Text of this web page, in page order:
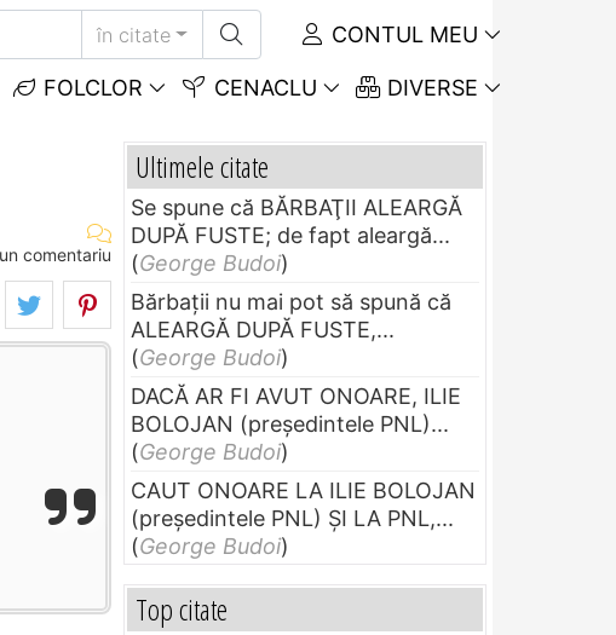
în citate CONTUL MEU
FOLCLOR CENACLU DIVERSE
comentariu
Ultimele citate
Se spune că BĂRBAŢII ALEARGĂ
DUPĂ FUSTE; de fapt aleargă...
(George Budoi)
Bărbaţii nu mai pot să spună că
ALEARGĂ DUPĂ FUSTE,...
(George Budoi)
DACĂ AR FI AVUT ONOARE, ILIE
BOLOJAN (preşedintele PNL)...
(George Budoi)
CAUT ONOARE LA ILIE BOLOJAN
(preşedintele PNL) ŞI LA PNL,...
(George Budoi)
Top citate